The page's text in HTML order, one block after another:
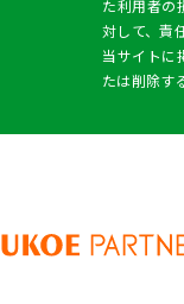
た利用者の
対して、責
当サイトに
たは削除す